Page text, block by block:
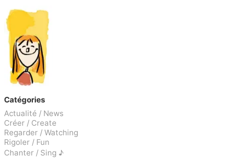
Catégories
Actualité / News
Créer / Create
Regarder / Watching
Rigoler / Fun
Chanter / Sing ♪